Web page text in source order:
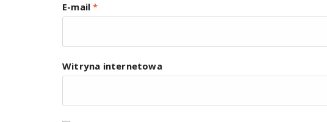
E-mail*
Witryna internetowa